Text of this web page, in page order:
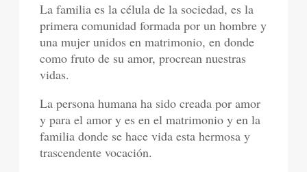
La familia es la célula de la sociedad, es la
primera comunidad formada por un hombre y
una mujer unidos en matrimonio, en donde
como fruto de su amor, procrean nuestras
vidas.
La persona humana ha sido creada por amor
y para el amor y es en el matrimonio y en la
familia donde se hace vida esta hermosa y
trascendente vocación.